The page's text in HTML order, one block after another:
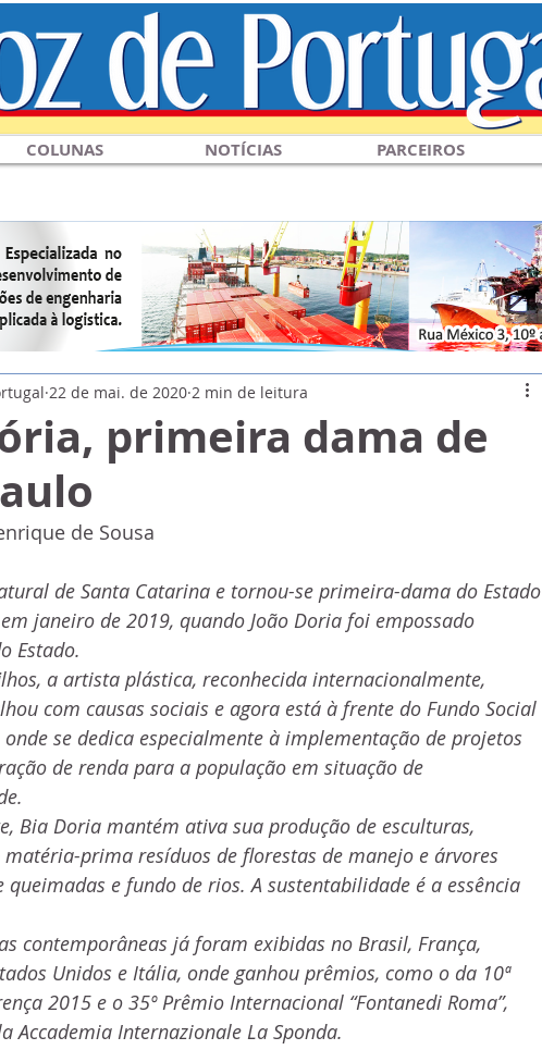
COLUNAS NOTÍCIAS PARCEIROS
primeira dama de
22 de mai. de 2020 2 min de leitura
de Sousa
de Santa Catarina e tornou-se primeira-dama do Estado
janeiro de 2019, quando João Doria foi empossado
Estado.
a artista plástica, reconhecida internacionalmente,
com causas sociais e agora está à frente do Fundo Social
onde se dedica especialmente à implementação de projetos
de renda para a população em situação de
Bia Doria mantém ativa sua produção de esculturas,
matéria-prima resíduos de florestas de manejo e árvores
queimadas e fundo de rios. A sustentabilidade é a essência
contemporâneas já foram exibidas no Brasil, França,
Unidos e Itália, onde ganhou prêmios, como o da 10ª
2015 e o 35º Prêmio Internacional “Fontanedi Roma”,
Accademia Internazionale La Sponda.